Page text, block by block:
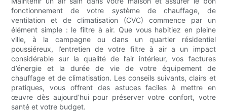
fonctionnement de votre système de chauffage, de
ventilation et de climatisation (CVC) commence par un
élément simple : le filtre à air. Que vous habitiez en pleine
ville, à la campagne ou dans un quartier résidentiel
poussiéreux, l’entretien de votre filtre à air a un impact
considérable sur la qualité de l’air intérieur, vos factures
d’énergie et la durée de vie de votre équipement de
chauffage et de climatisation. Les conseils suivants, clairs et
pratiques, vous offrent des astuces faciles à mettre en
œuvre dès aujourd’hui pour préserver votre confort, votre
santé et votre budget.